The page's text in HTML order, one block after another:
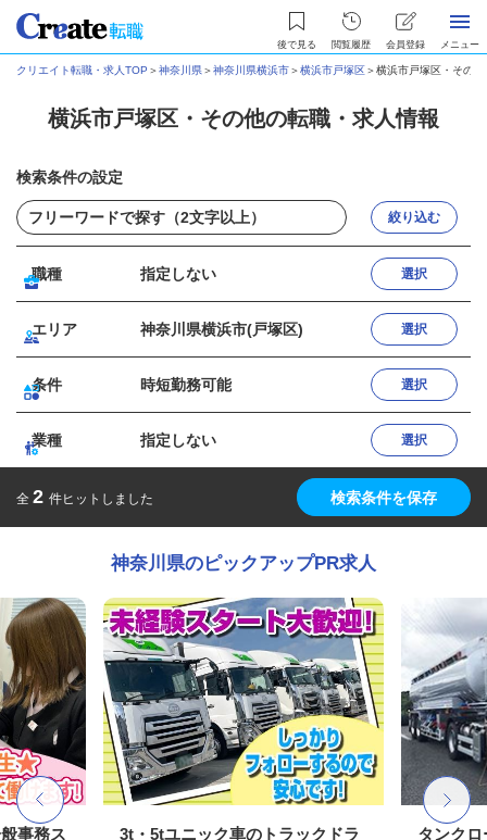
後で見る 閲覧履歴 会員登録 メニュー
クリエイト転職・求人TOP ＞神奈川県＞神奈川県横浜市＞横浜市戸塚区＞横浜市戸塚区・その
横浜市戸塚区・その他の転職・求人情報
検索条件の設定
絞り込む
職種 指定しない 選択
エリア 神奈川県横浜市(戸塚区) 選択
条件 時短勤務可能 選択
業種 指定しない 選択
全 2 件ヒットしました 検索条件を保存
神奈川県のピックアップPR求人
事務ス
3t・5tユニック車のトラックドラ
タンク